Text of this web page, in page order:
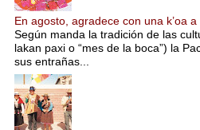
En agosto, agradece con una k’oa
Según manda la tradición de las
lakan paxi o “mes de la boca”) la
sus entrañas...